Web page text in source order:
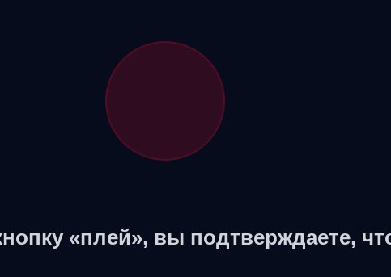
«плей», вы подтверждаете,